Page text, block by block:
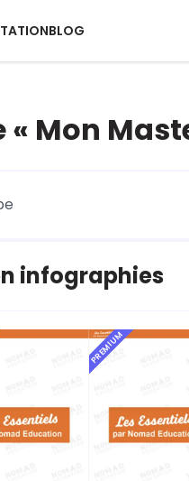
BLOG
Mon
infographies
PREMIUM